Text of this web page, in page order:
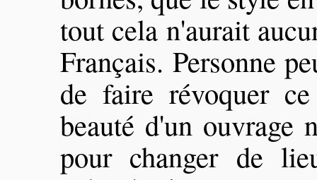
tout cela n'aurait
Français. Personne
de faire révoquer
beauté d'un ouvrage
pour changer de